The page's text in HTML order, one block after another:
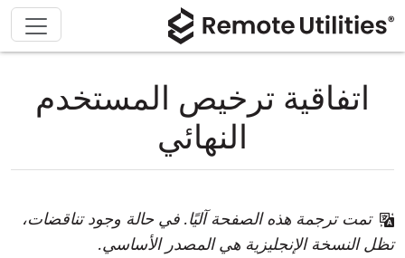
اتفاقية ترخيص المستخدم
النهائي
تمت ترجمة هذه الصفحة آليًا. في حالة وجود تناقضات،
تظل النسخة الإنجليزية هي المصدر الأساسي.